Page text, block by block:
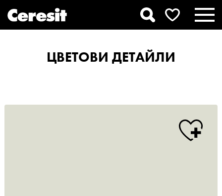
ЦВЕТОВИ ДЕТАЙЛИ